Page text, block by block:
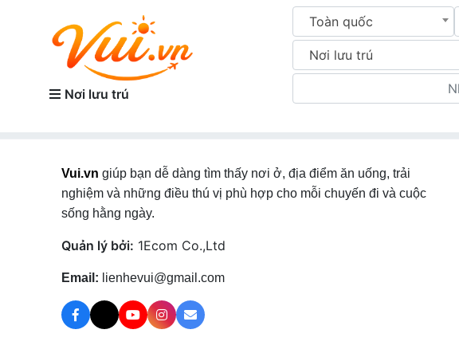
Nơi lưu trú
Toàn quốc
Nơi lưu trú
Vui.vn giúp bạn dễ dàng tìm thấy nơi ở, địa điểm ăn uống, trải
nghiệm và những điều thú vị phù hợp cho mỗi chuyến đi và cuộc
sống hằng ngày.
Quản lý bởi: 1Ecom Co.,Ltd
Email: lienhevui@gmail.com